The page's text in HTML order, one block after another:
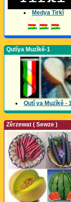
Medya Tirkî
Qutîya Muzîkê-1
Qutî ya Muzîkê -
Zêrzewat ( Sewze )